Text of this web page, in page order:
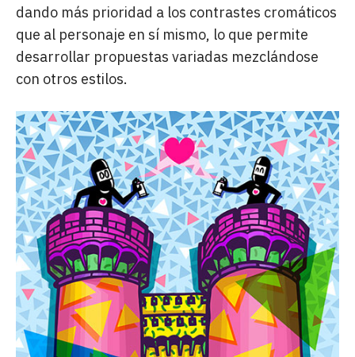
dando más prioridad a los contrastes cromáticos
que al personaje en sí mismo, lo que permite
desarrollar propuestas variadas mezclándose
con otros estilos.